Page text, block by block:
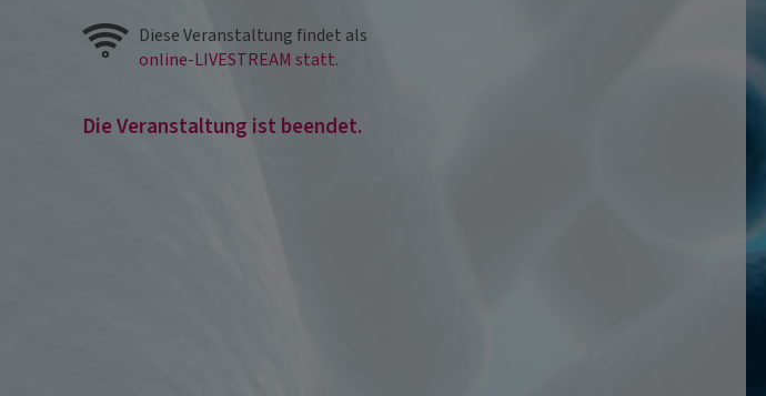
Diese Veranstaltung findet als
online-LIVESTREAM statt.
Die Veranstaltung ist beendet.